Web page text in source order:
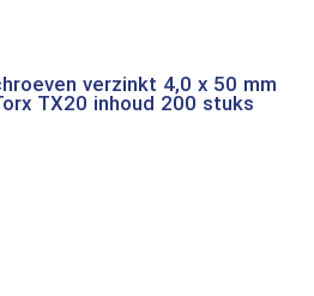
verzinkt 4,0 x 50 mm
TX20 inhoud 200 stuks